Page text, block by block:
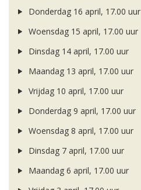
Donderdag 16 april, 17.00 uur
Woensdag 15 april, 17.00 uur
Dinsdag 14 april, 17.00 uur
Maandag 13 april, 17.00 uur
Vrijdag 10 april, 17.00 uur
Donderdag 9 april, 17.00 uur
Woensdag 8 april, 17.00 uur
Dinsdag 7 april, 17.00 uur
Maandag 6 april, 17.00 uur